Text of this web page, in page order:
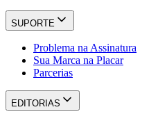
SUPORTE
Problema na Assinatura
Sua Marca na Placar
Parcerias
EDITORIAS